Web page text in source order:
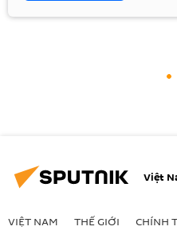
Việt
VIỆT NAM THẾ GIỚI CHÍNH